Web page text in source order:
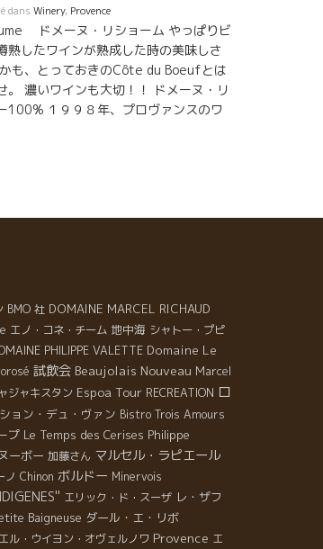
dans Winery, Provence
ドメーヌ・リショーム やっぱりビ
熟したワインが熟成した時の美味しさ
も、とっておきのCôte du Boeufとは
。 濃いワインも大切！！ ドメーヌ・リ
100% １９９８年、プロヴァンスのワ
弱熟成したワイン。 当時は色も濃厚で
のように滑らか、旨味もタップリ。 い
時間をかけてこなれた味わいの深味
がたい。 今日は、肉屋でトビッキリ美
買って、ジャガイモをソーテして、肉
自宅の地下のカーヴから、奥の方に転
取り出した。 Domaine Richaume
。 久々に震えるほど美味しかった。
きな人達の中には、濃縮したワインや
要以上に嫌う人が多い。 残念なことだ
３０年先をみると、この美味しさを知
ンの一面しか見ていない。 濃いワイン
BMO 社 DOMAINE MARCEL RICHAUD
エノ・コネ・チーム 地中海 シャトー・プピ
PHILIPPE VALETTE Domaine Le
試飲会 Beaujolais Nouveau Marcel
ジャキスタン Espoa Tour RECREATION ロ
ョン・デュ・ヴァン Bistro Trois Amours
プ Le Temps des Cerises Philippe
ーボー 加藤さん マルセル・ラピエール
ノ Chinon ボルドー Minervois
エリック・ド・スーザ レ・ザフ
Baigneuse ダール・エ・リボ
ル・ウイヨン・オヴェルノワ Provence エ